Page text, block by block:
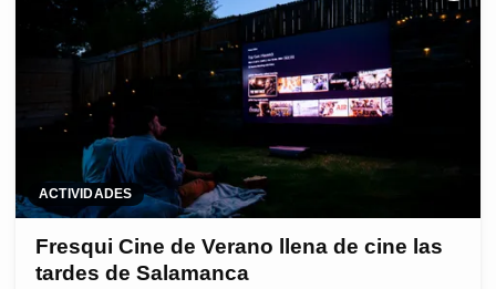
ACTIVIDADES
Fresqui Cine de Verano llena de cine las
tardes de Salamanca